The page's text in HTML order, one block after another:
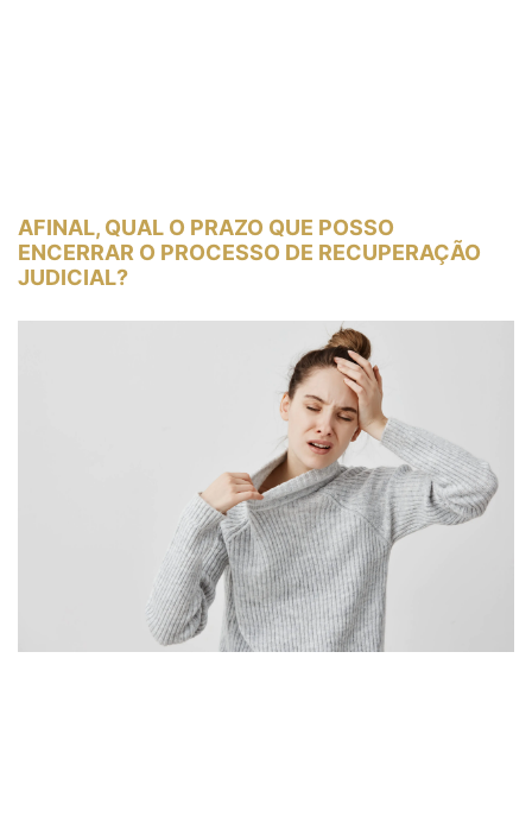
AFINAL, QUAL O PRAZO QUE POSSO
ENCERRAR O PROCESSO DE RECUPERAÇÃO
JUDICIAL?